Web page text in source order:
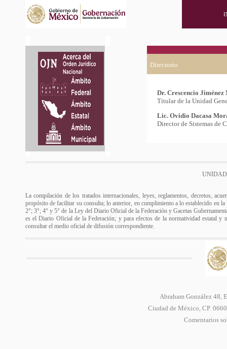
Directorio
Dr. Crescencio Jiménez
Titular de la Unidad
Lic. Ovidio Dacasa
Director de Sistemas de
UNIDAD
La compilación de los tratados internacionales, leyes, reglamentos, decretos,
propósito de facilitar su consulta; lo anterior, en cumplimiento a lo establecido en
2°; 3°; 4° y 5° de la Ley del Diario Oficial de la Federación y Gacetas
es el Diario Oficial de la Federación; y para efectos de la normatividad estatal
consultar el medio oficial de difusión correspondiente.
Abraham González 48,
Ciudad de México, CP.
Comentarios